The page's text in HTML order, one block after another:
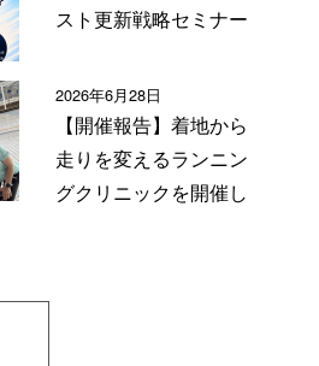
スト更新戦略セミナー
2026年6月28日
【開催報告】着地から
走りを変えるランニン
グクリニックを開催し